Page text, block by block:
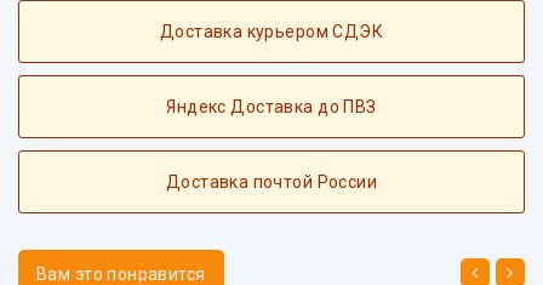
Доставка курьером СДЭК
Яндекс Доставка до ПВЗ
Доставка почтой России
Вам это понравится